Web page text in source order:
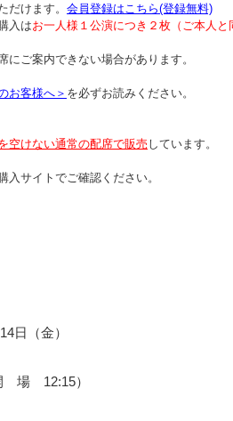
だけます。 会員登録はこちら(登録無料)
入はお一人様１公演につき２枚（ご本人と
ご案内できない場合があります。
お客様へ＞ を必ずお読みください。
空けない通常の配席で販売 しています。
サイトでご確認ください。
日（金）
場 12:15）